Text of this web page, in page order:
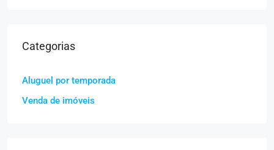
Categorias
Aluguel por temporada
Venda de imóveis